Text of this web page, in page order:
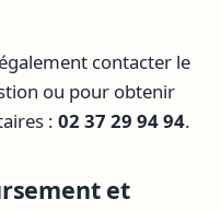
contacter le
ou pour obtenir
: 02 37 29 94 94.
et